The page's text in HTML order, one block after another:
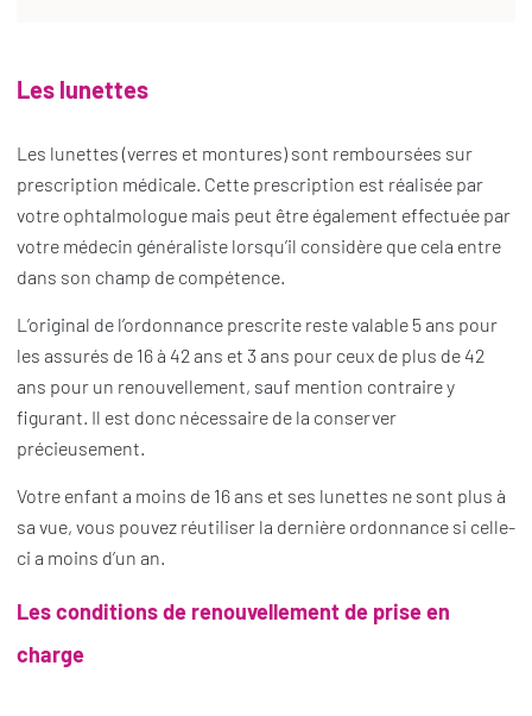
Les lunettes
Les lunettes (verres et montures) sont remboursées sur
prescription médicale. Cette prescription est réalisée par
votre ophtalmologue mais peut être également effectuée par
votre médecin généraliste lorsqu’il considère que cela entre
dans son champ de compétence.
L’original de l’ordonnance prescrite reste valable 5 ans pour
les assurés de 16 à 42 ans et 3 ans pour ceux de plus de 42
ans pour un renouvellement, sauf mention contraire y
figurant. Il est donc nécessaire de la conserver
précieusement.
Votre enfant a moins de 16 ans et ses lunettes ne sont plus à
sa vue, vous pouvez réutiliser la dernière ordonnance si celle-
ci a moins d’un an.
Les conditions de renouvellement de prise en
charge